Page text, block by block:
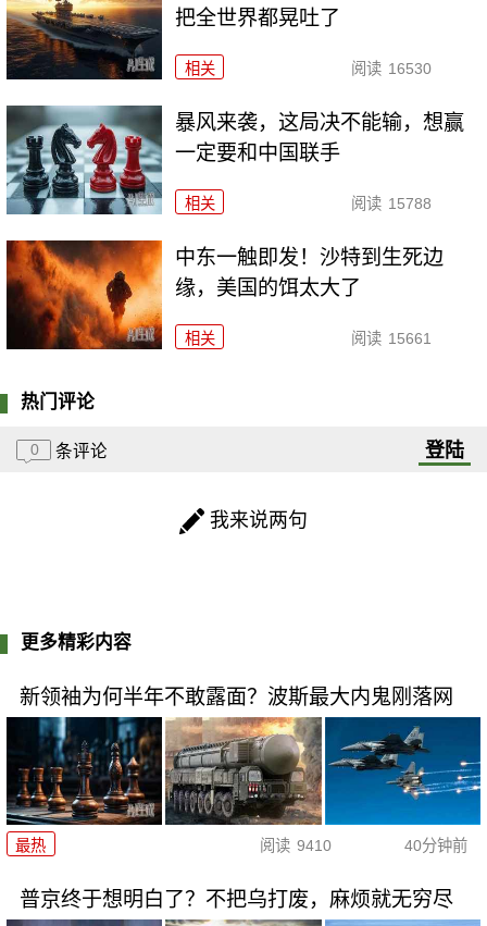
把全世界都晃吐了
相关 阅读 16530
暴风来袭，这局决不能输，想赢
一定要和中国联手
相关 阅读 15788
中东一触即发！沙特到生死边
缘，美国的饵太大了
相关 阅读 15661
热门评论
0 条评论 登陆
我来说两句
更多精彩内容
新领袖为何半年不敢露面？波斯最大内鬼刚落网
最热 阅读 9410 40分钟前
普京终于想明白了？不把乌打废，麻烦就无穷尽